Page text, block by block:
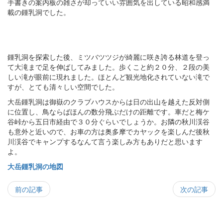
手書きの案内板の雑さが却っていい雰囲気を出している昭和感満
載の鍾乳洞でした。
鍾乳洞を探索した後、ミツバツツジが綺麗に咲き誇る林道を登っ
て大滝まで足を伸ばしてみました。歩くこと約２０分、２段の美
しい滝が眼前に現れました。ほとんど観光地化されていない滝で
すが、とても清々しい空間でした。
大岳鍾乳洞は御嶽のクラブハウスからは日の出山を越えた反対側
に位置し、鳥ならばほんの数分飛ぶだけの距離です。車だと梅ケ
谷峠から五日市経由で３０分ぐらいでしょうか。お隣の秋川渓谷
も意外と近いので、お車の方は奥多摩でカヤックを楽しんだ後秋
川渓谷でキャンプするなんて言う楽しみ方もありだと思います
よ。
大岳鍾乳洞の地図
前の記事 次の記事